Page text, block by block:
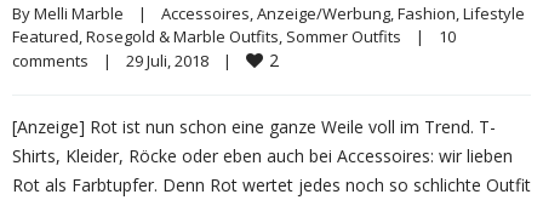
By Melli Marble | Accessoires Anzeige/Werbung Fashion Lifestyle
Featured Rosegold & Marble Outfits Sommer Outfits |
10
comments
| 29 Juli, 2018 | 2
[Anzeige] Rot ist nun schon eine ganze Weile voll im Trend. T-
Shirts, Kleider, Röcke oder eben auch bei Accessoires: wir lieben
Rot als Farbtupfer. Denn Rot wertet jedes noch so schlichte Outfit